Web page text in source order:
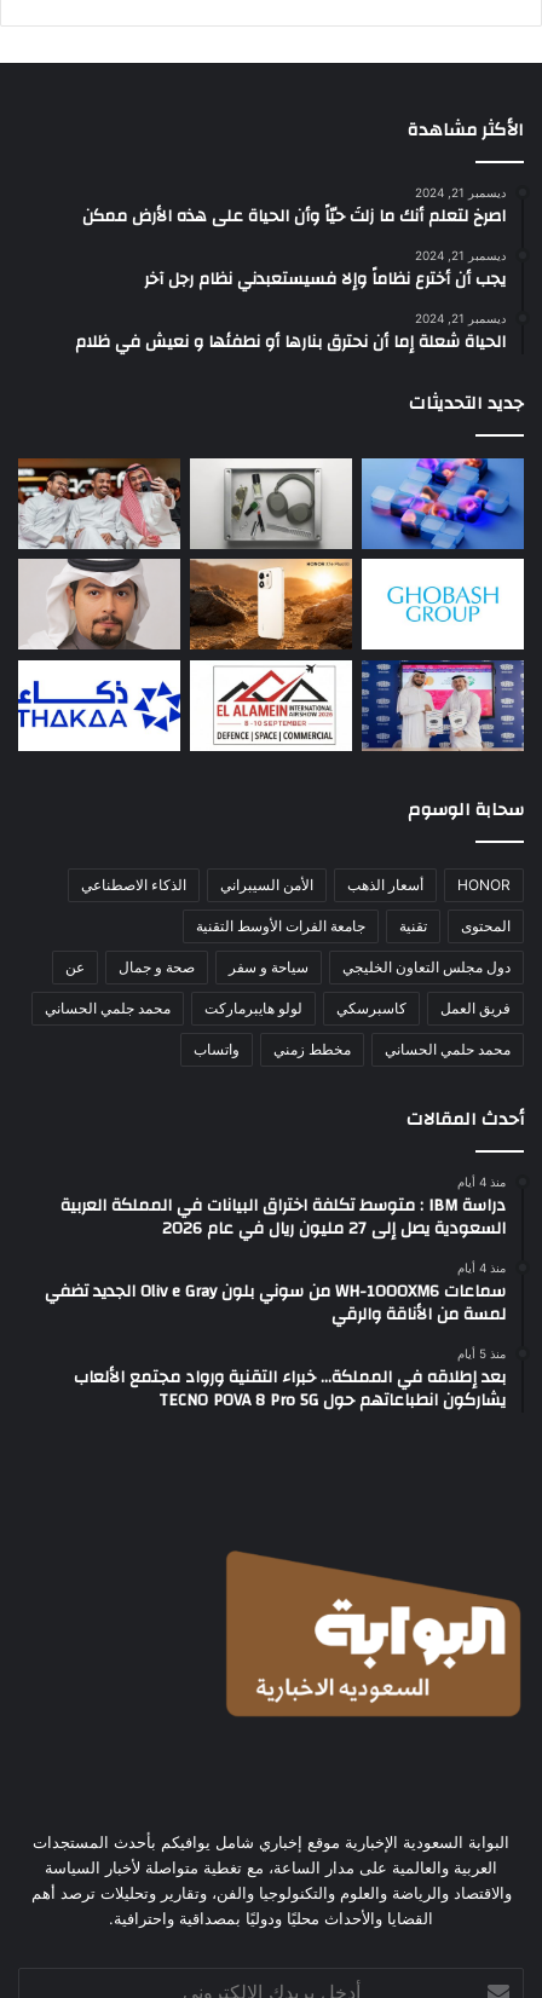
الأكثر مشاهدة
ديسمبر 21, 2024
‫اصرخ لتعلم أنك ما زلتَ حيّاً وأن الحياة على هذه الأرض ممكن
ديسمبر 21, 2024
يجب أن أخترع نظاماً وإلا فسيستعبدني نظام رجل آخر
ديسمبر 21, 2024
الحياة شعلة إما أن نحترق بنارها أو نطفئها و نعيش في ظلام
جديد التحديثات
سحابة الوسوم
HONOR أسعار الذهب الأمن السيبراني الذكاء الاصطناعي
المحتوى تقنية جامعة الفرات الأوسط التقنية
دول مجلس التعاون الخليجي سياحة و سفر صحة و جمال عن
فريق العمل كاسبرسكي لولو هايبرماركت محمد جلمي الحساني
محمد حلمي الحساني مخطط زمني واتساب
أحدث المقالات
منذ 4 أيام
دراسة IBM : متوسط تكلفة اختراق البيانات في المملكة العربية
السعودية يصل إلى 27 مليون ريال في عام 2026
منذ 4 أيام
سماعات WH-1000XM6 من سوني بلون Oliv e Gray الجديد تضفي
لمسة من الأناقة والرقي
منذ 5 أيام
بعد إطلاقه في المملكة… خبراء التقنية ورواد مجتمع الألعاب
يشاركون انطباعاتهم حول TECNO POVA 8 Pro 5G
البوابة السعودية الإخبارية موقع إخباري شامل يوافيكم بأحدث المستجدات
العربية والعالمية على مدار الساعة، مع تغطية متواصلة لأخبار السياسة
والاقتصاد والرياضة والعلوم والتكنولوجيا والفن، وتقارير وتحليلات ترصد أهم
القضايا والأحداث محليًا ودوليًا بمصداقية واحترافية.